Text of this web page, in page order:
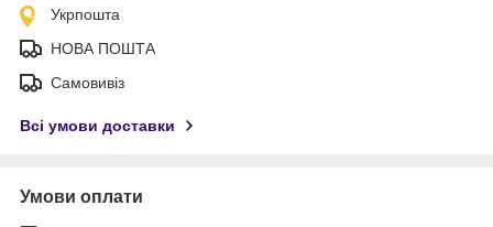
Укрпошта
НОВА ПОШТА
Самовивіз
Всі умови доставки
Умови оплати